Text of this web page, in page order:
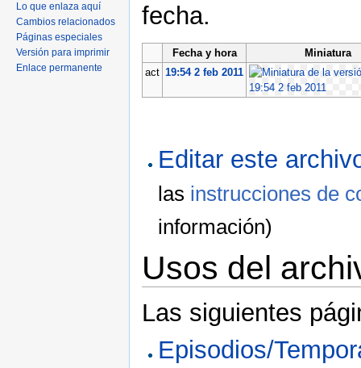
fecha.
Fecha y hora
Miniatura
act 19:54 2 feb 2011
Editar este
las instrucciones de
información)
Usos del
Las siguientes
Episodios/
Lo que enlaza aquí
Cambios relacionados
Páginas especiales
Versión para imprimir
Enlace permanente